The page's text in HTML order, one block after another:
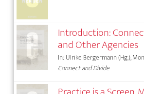
Introduction:
and Other Agencies
In: Ulrike Bergermann (Hg.),
Connect and Divide